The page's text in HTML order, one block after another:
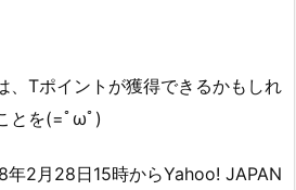
、Tポイントが獲得できるかもしれ
とを(=ﾟωﾟ)
2月28日15時からYahoo! JAPAN